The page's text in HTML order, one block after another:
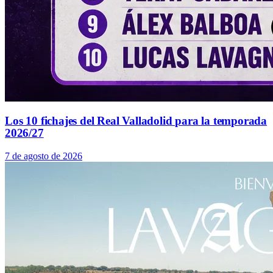
Los 10 fichajes del Real Valladolid para la temporada
2026/27
7 de agosto de 2026